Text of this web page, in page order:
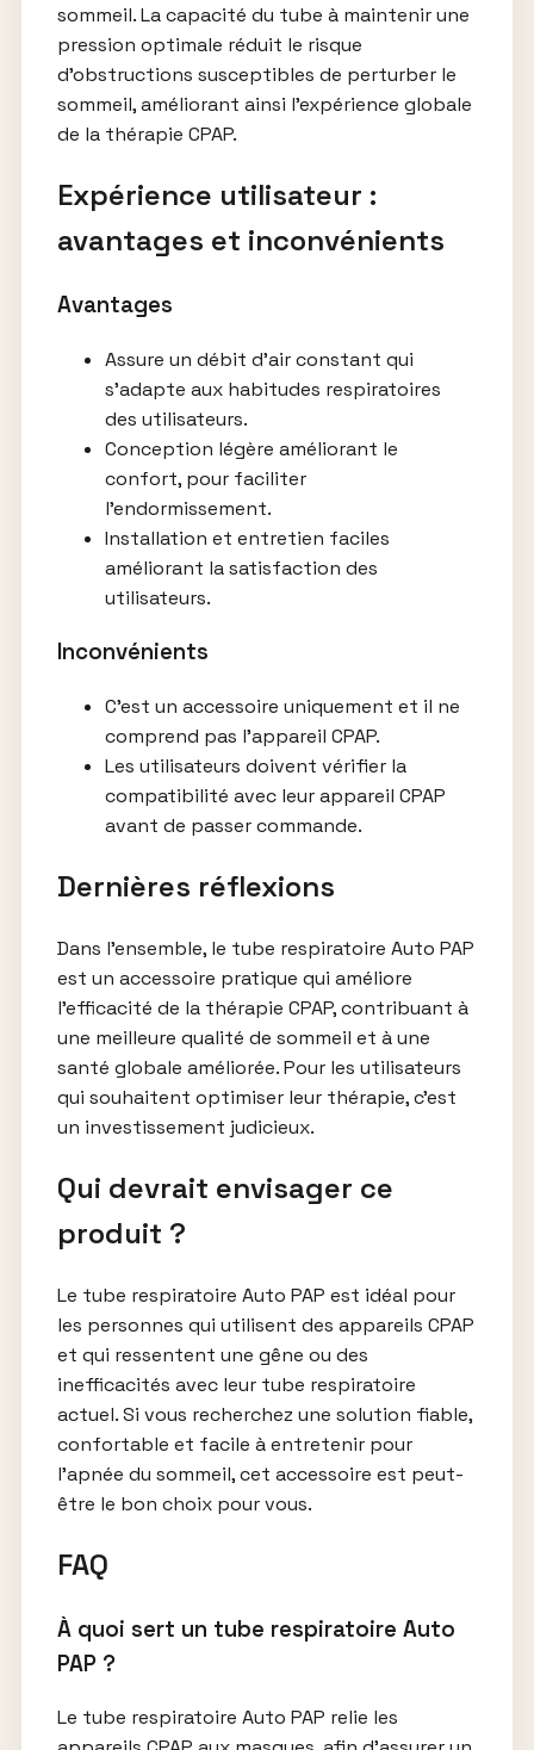
sommeil. La capacité du tube à maintenir une
pression optimale réduit le risque
d’obstructions susceptibles de perturber le
sommeil, améliorant ainsi l’expérience globale
de la thérapie CPAP.
Expérience utilisateur :
avantages et inconvénients
Avantages
Assure un débit d’air constant qui
s’adapte aux habitudes respiratoires
des utilisateurs.
Conception légère améliorant le
confort, pour faciliter
l’endormissement.
Installation et entretien faciles
améliorant la satisfaction des
utilisateurs.
Inconvénients
C’est un accessoire uniquement et il ne
comprend pas l’appareil CPAP.
Les utilisateurs doivent vérifier la
compatibilité avec leur appareil CPAP
avant de passer commande.
Dernières réflexions
Dans l’ensemble, le tube respiratoire Auto PAP
est un accessoire pratique qui améliore
l’efficacité de la thérapie CPAP, contribuant à
une meilleure qualité de sommeil et à une
santé globale améliorée. Pour les utilisateurs
qui souhaitent optimiser leur thérapie, c’est
un investissement judicieux.
Qui devrait envisager ce
produit ?
Le tube respiratoire Auto PAP est idéal pour
les personnes qui utilisent des appareils CPAP
et qui ressentent une gêne ou des
inefficacités avec leur tube respiratoire
actuel. Si vous recherchez une solution fiable,
confortable et facile à entretenir pour
l’apnée du sommeil, cet accessoire est peut-
être le bon choix pour vous.
FAQ
À quoi sert un tube respiratoire Auto
PAP ?
Le tube respiratoire Auto PAP relie les